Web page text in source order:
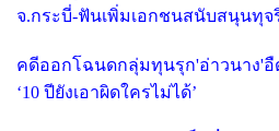
จ.กระบี่-ฟันเพิ่มเอกชนสนับสนุนทุจ
คดีออกโฉนดกลุ่มทุนรุก'อ่าวนาง'อื
‘10 ปียังเอาผิดใครไม่ได้’